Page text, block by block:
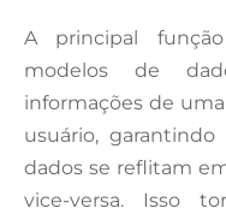
A principal
modelos de
informações de
usuário,
dados se reflitam
vice-versa. Isso